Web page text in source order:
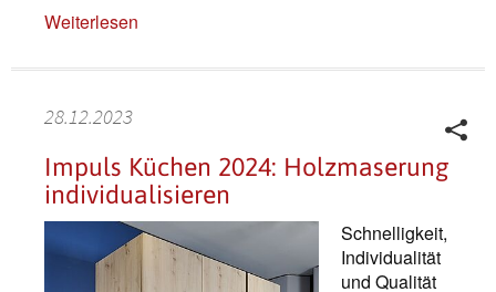
Weiterlesen
28.12.2023
Impuls Küchen 2024: Holzmaserung
individualisieren
Schnelligkeit,
Individualität
und Qualität